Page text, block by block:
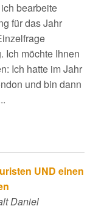
bearbeite
für das Jahr
Ich möchte Ihnen
Ich hatte im Jahr
und bin dann
UND einen
Daniel